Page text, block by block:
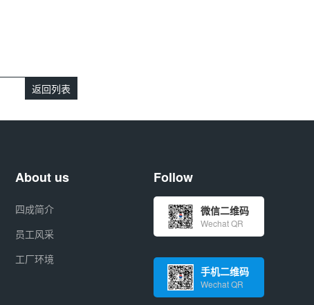
返回列表
About us
四成简介
员工风采
工厂环境
Follow
微信二维码
Wechat QR
手机二维码
Wechat QR